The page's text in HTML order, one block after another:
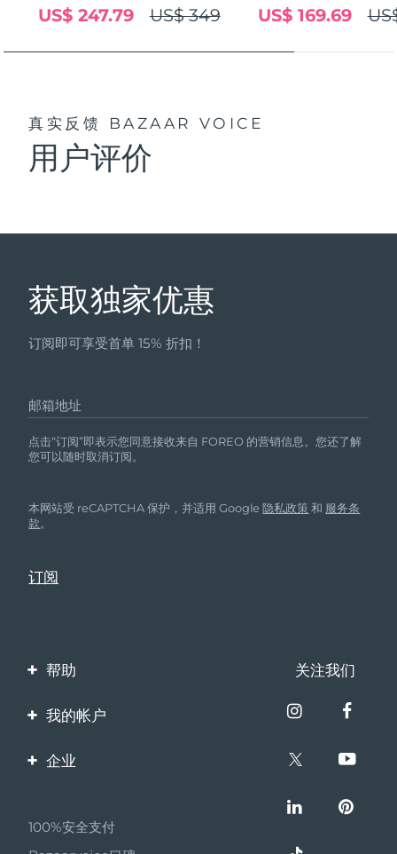
US$ 349
US$ 247.79 US$ 169.69
真实反馈 BAZAAR VOICE
用户评价
获取独家优惠
订阅即可享受首单 15% 折扣！
邮箱地址
点击“订阅”即表示您同意接收来自 FOREO 的营销信息。您还了解
您可以随时取消订阅。
本网站受 reCAPTCHA 保护，并适用 Google隐私政策 和 服务条
款。
帮助
联系我们
保修与退换货
关注我们
我的帐户
产品注册
企业
伙伴计划
100%安全支付